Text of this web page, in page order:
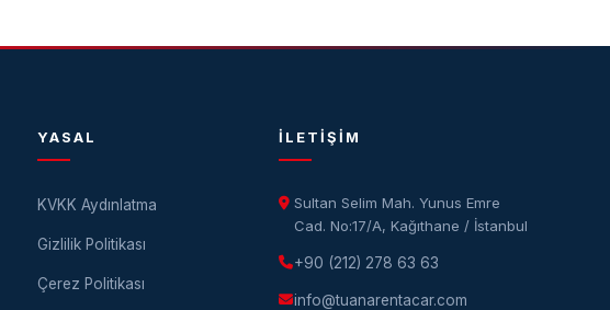
YASAL
KVKK Aydınlatma
Gizlilik Politikası
Çerez Politikası
İLETIŞIM
Sultan Selim Mah. Yunus Emre
Cad. No:17/A, Kağıthane / İstanbul
+90 (212) 278 63 63
info@tuanarentacar.com